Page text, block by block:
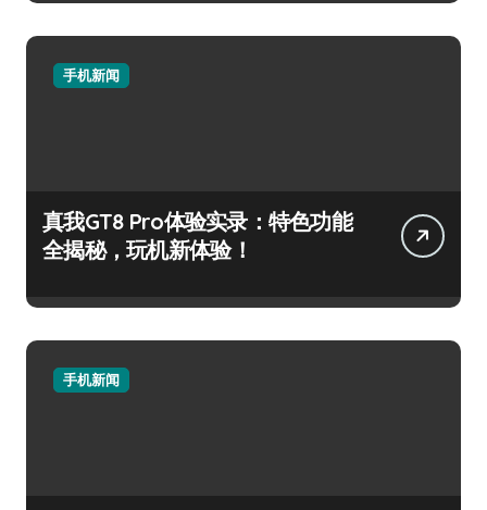
手机新闻
真我GT8 Pro体验实录：特色功能
全揭秘，玩机新体验！
手机新闻